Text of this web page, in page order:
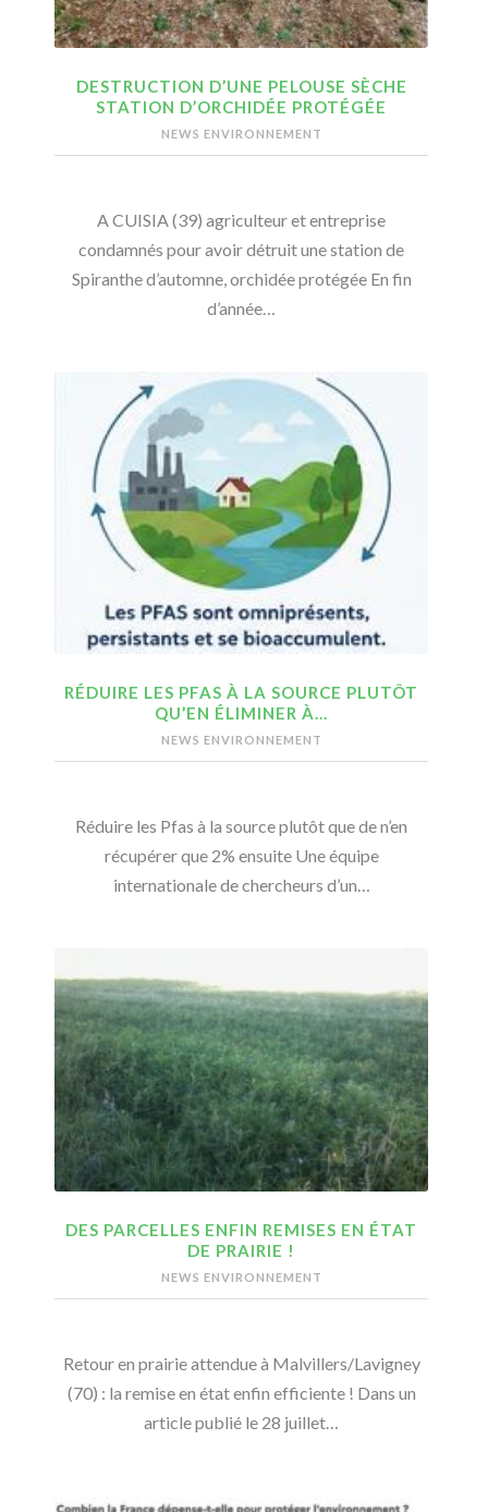
DESTRUCTION D’UNE PELOUSE SÈCHE
STATION D’ORCHIDÉE PROTÉGÉE
NEWS ENVIRONNEMENT
A CUISIA (39) agriculteur et entreprise
condamnés pour avoir détruit une station de
Spiranthe d’automne, orchidée protégée En fin
d’année…
RÉDUIRE LES PFAS À LA SOURCE PLUTÔT
QU’EN ÉLIMINER À…
NEWS ENVIRONNEMENT
Réduire les Pfas à la source plutôt que de n’en
récupérer que 2% ensuite Une équipe
internationale de chercheurs d’un…
DES PARCELLES ENFIN REMISES EN ÉTAT
DE PRAIRIE !
NEWS ENVIRONNEMENT
Retour en prairie attendue à Malvillers/Lavigney
(70) : la remise en état enfin efficiente ! Dans un
article publié le 28 juillet…